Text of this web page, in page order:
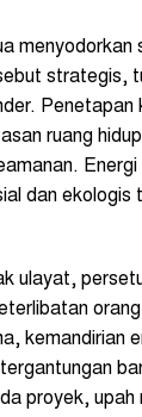
menyodorkan
strategis,
ruang
dan ekologis
ulayat,
kemandirian
proyek,